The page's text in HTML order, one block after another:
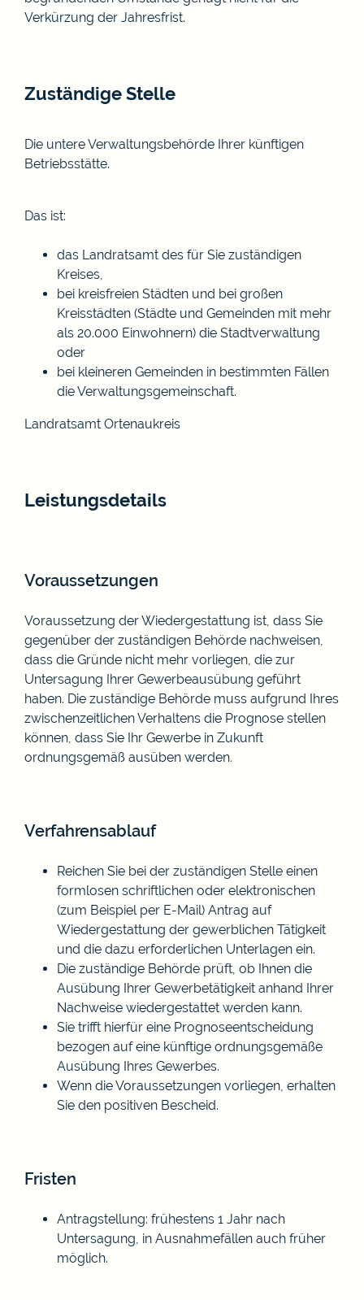
Verkürzung der Jahresfrist.
Zuständige Stelle
Die untere Verwaltungsbehörde Ihrer künftigen
Betriebsstätte.
Das ist:
das Landratsamt des für Sie zuständigen
Kreises,
bei kreisfreien Städten und bei großen
Kreisstädten (Städte und Gemeinden mit mehr
als 20.000 Einwohnern) die Stadtverwaltung
oder
bei kleineren Gemeinden in bestimmten Fällen
die Verwaltungsgemeinschaft.
Landratsamt Ortenaukreis
Leistungsdetails
Voraussetzungen
Voraussetzung der Wiedergestattung ist, dass Sie
gegenüber der zuständigen Behörde nachweisen,
dass die Gründe nicht mehr vorliegen, die zur
Untersagung Ihrer Gewerbeausübung geführt
haben. Die zuständige Behörde muss aufgrund Ihres
zwischenzeitlichen Verhaltens die Prognose stellen
können, dass Sie Ihr Gewerbe in Zukunft
ordnungsgemäß ausüben werden.
Verfahrensablauf
Reichen Sie bei der zuständigen Stelle einen
formlosen schriftlichen oder elektronischen
(zum Beispiel per E-Mail) Antrag auf
Wiedergestattung der gewerblichen Tätigkeit
und die dazu erforderlichen Unterlagen ein.
Die zuständige Behörde prüft, ob Ihnen die
Ausübung Ihrer Gewerbetätigkeit anhand Ihrer
Nachweise wiedergestattet werden kann.
Sie trifft hierfür eine Prognoseentscheidung
bezogen auf eine künftige ordnungsgemäße
Ausübung Ihres Gewerbes.
Wenn die Voraussetzungen vorliegen, erhalten
Sie den positiven Bescheid.
Fristen
Antragstellung: frühestens 1 Jahr nach
Untersagung, in Ausnahmefällen auch früher
möglich.